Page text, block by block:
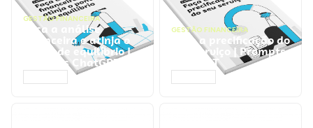
GESTÃO FINANCEIRA
Faça a análise
financeira e atinja o
ponto de equilíbrio |
Prompts ChatGPT
GESTÃO FINANCEIRA
Faça a precificação do
seu serviço | Prompts
ChatGPT